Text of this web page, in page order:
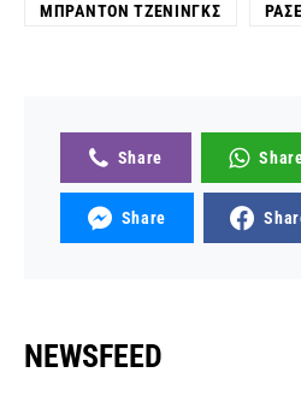
ΜΠΡΆΝΤΟΝ ΤΖΈΝΙΝΓΚΣ
Share
Share
NEWSFEED